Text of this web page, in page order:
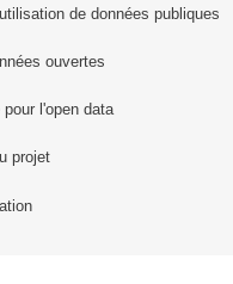
de données publiques
ouvertes
pour l'open data
projet